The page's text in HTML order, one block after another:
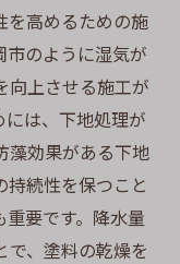
を高めるための施
のように湿気が
向上させる施工が
は、下地処理が
藻効果がある下地
続性を保つこと
要です。降水量
、塗料の乾燥を